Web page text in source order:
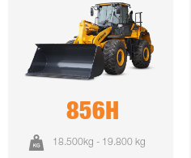
856H
18.500kg - 19.800 kg